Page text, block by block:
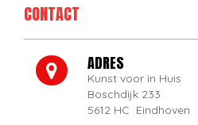
CONTACT
ADRES
Kunst voor in Huis
Boschdijk 233
5612 HC Eindhoven